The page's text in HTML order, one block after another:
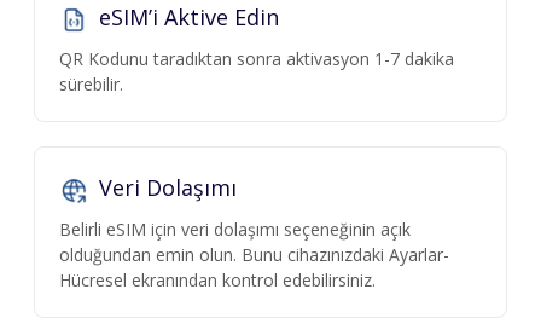
eSIM’i Aktive Edin
QR Kodunu taradıktan sonra aktivasyon 1-7 dakika
sürebilir.
Veri Dolaşımı
Belirli eSIM için veri dolaşımı seçeneğinin açık
olduğundan emin olun. Bunu cihazınızdaki Ayarlar-
Hücresel ekranından kontrol edebilirsiniz.